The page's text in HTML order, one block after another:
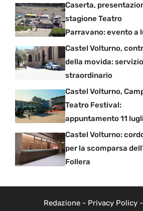
Caserta,
stagione Teatro
Parravano: evento a
Castel Volturno,
della movida: servizio
straordinario
Castel Volturno,
Teatro Festival:
appuntamento 11
Castel Volturno:
per la scomparsa
Follera
Redazione- Privacy Policy-